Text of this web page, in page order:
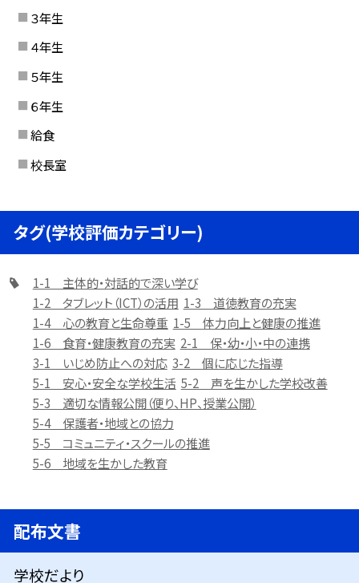
３年生
４年生
５年生
６年生
給食
校長室
タグ(学校評価カテゴリー)
1-1 主体的・対話的で深い学び
1-2 タブレット（ICT）の活用 1-3 道徳教育の充実
1-4 心の教育と生命尊重 1-5 体力向上と健康の推進
1-6 食育・健康教育の充実 2-1 保・幼・小・中の連携
3-1 いじめ防止への対応 3-2 個に応じた指導
5-1 安心・安全な学校生活 5-2 声を生かした学校改善
5-3 適切な情報公開（便り、HP、授業公開）
5-4 保護者・地域との協力
5-5 コミュニティ・スクールの推進
5-6 地域を生かした教育
配布文書
学校だより